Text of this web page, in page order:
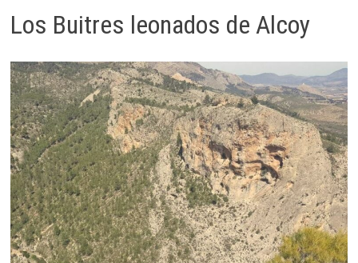
Los Buitres leonados de Alcoy